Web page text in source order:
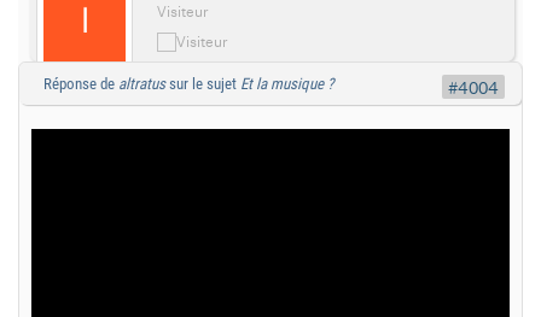
Visiteur
Réponse de altratussur le sujet Et la musique ? #4004